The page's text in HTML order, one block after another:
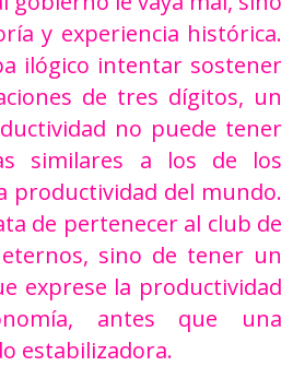
y experiencia histórica.
ilógico intentar sostener
de tres dígitos, un
no puede tener
similares a los de los
productividad del mundo.
de pertenecer al club de
sino de tener un
exprese la productividad
antes que una
estabilizadora.